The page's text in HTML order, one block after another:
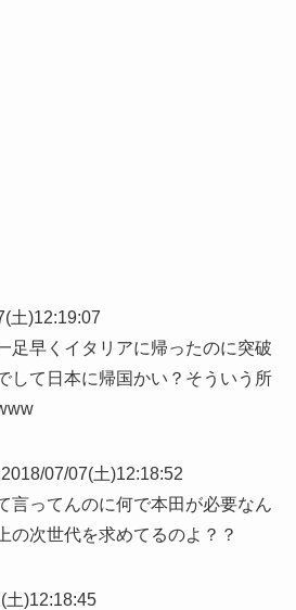
土)12:19:07
足早くイタリアに帰ったのに突破
して日本に帰国かい？そういう所
2018/07/07(土)12:18:52
言ってんのに何で本田が必要なん
の次世代を求めてるのよ？？
土)12:18:45